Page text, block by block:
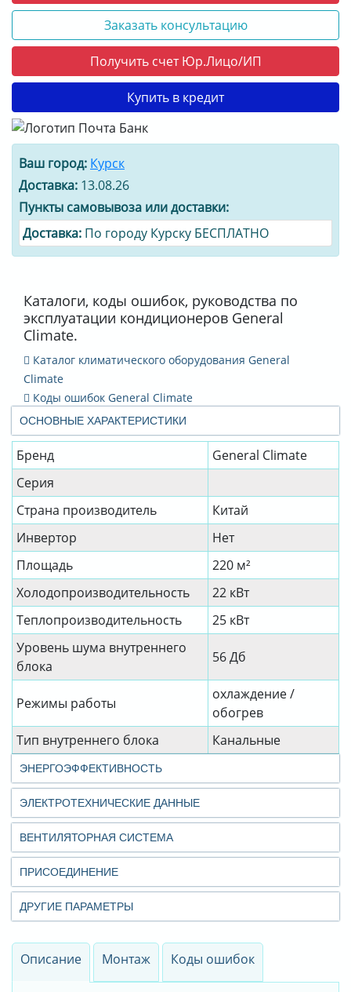
ОСНОВНЫЕ ХАРАКТЕРИСТИКИ
Бренд
General Climate
Серия
Страна производитель
Китай
Инвертор
Нет
Площадь
220 м²
Холодопроизводительность
22 кВт
Теплопроизводительность
25 кВт
Уровень шума внутреннего
блока
56 Дб
Режимы работы
охлаждение /
обогрев
Тип внутреннего блока
Канальные
ЭНЕРГОЭФФЕКТИВНОСТЬ
ЭЛЕКТРОТЕХНИЧЕСКИЕ ДАННЫЕ
ВЕНТИЛЯТОРНАЯ СИСТЕМА
ПРИСОЕДИНЕНИЕ
ДРУГИЕ ПАРАМЕТРЫ
Заказать консультацию
Получить счет Юр.Лицо/ИП
Купить в кредит
Ваш город: Курск
Доставка: 13.08.26
Пункты самовывоза или доставки:
Доставка: По городу Курску БЕСПЛАТНО
Каталоги, коды ошибок, руководства по
эксплуатации кондиционеров General
Climate.
Каталог климатического оборудования General
Climate
Коды ошибок General Climate
Описание Монтаж Коды ошибок